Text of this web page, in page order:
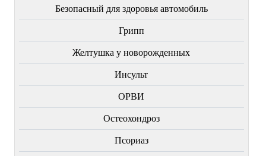
Безопасный для здоровья автомобиль
Грипп
Желтушка у новорожденных
Инсульт
ОРВИ
Остеохондроз
Пcориаз